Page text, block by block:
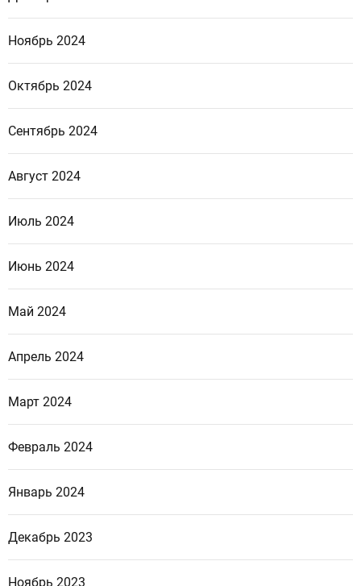
Ноябрь 2024
Октябрь 2024
Сентябрь 2024
Август 2024
Июль 2024
Июнь 2024
Май 2024
Апрель 2024
Март 2024
Февраль 2024
Январь 2024
Декабрь 2023
Ноябрь 2023